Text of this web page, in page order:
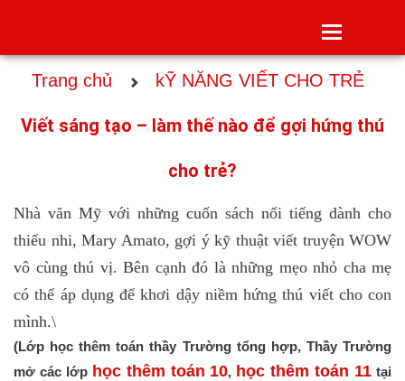
Toggle
Trang chủ
kỸ NĂNG VIẾT CHO TRẺ
Viết sáng tạo – làm thế nào để gợi hứng thú
cho trẻ?
Nhà văn Mỹ với những cuốn sách nổi tiếng dành cho
thiếu nhi, Mary Amato, gợi ý kỹ thuật viết truyện WOW
vô cùng thú vị. Bên cạnh đó là những mẹo nhỏ cha mẹ
có thể áp dụng để khơi dậy niềm hứng thú viết cho con
mình.\
(Lớp học thêm toán thầy Trường tổng hợp, Thầy Trường
mở các lớp học thêm toán 10, học thêm toán 11 tại